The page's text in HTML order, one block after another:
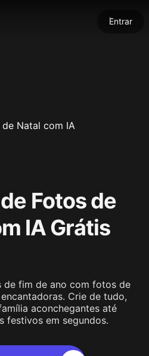
Entrar
Natal com IA
Fotos de
IA Grátis
de fim de ano com fotos de
Crie de tudo,
aconchegantes até
festivos em segundos.